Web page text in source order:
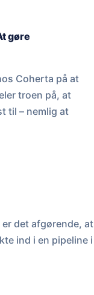
gøre
Coherta på at
troen på, at
til – nemlig at
er det afgørende, at
ind i en pipeline i